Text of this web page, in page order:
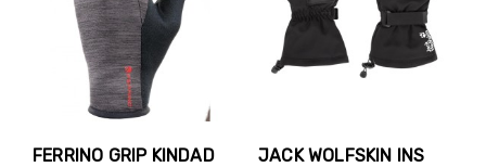
FERRINO GRIP KINDAD
JACK WOLFSKIN INS